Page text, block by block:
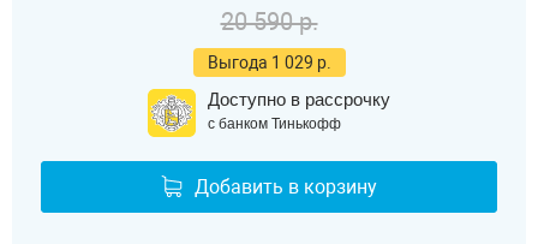
20 590 р.
Выгода 1 029 р.
Доступно в рассрочку
с банком Тинькофф
Добавить в корзину